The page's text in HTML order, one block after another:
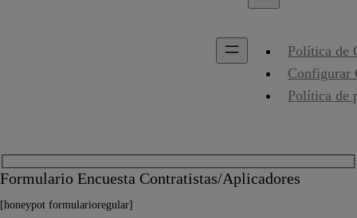
Política de
Configurar
Política de
Formulario Encuesta Contratistas/Aplicadores
[honeypot formularioregular]